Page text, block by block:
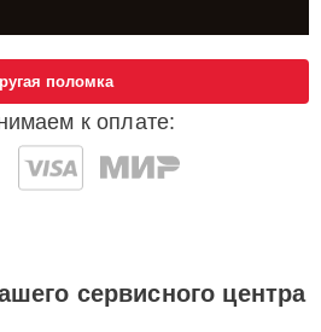
к оплате:
поломка
сервисного центра